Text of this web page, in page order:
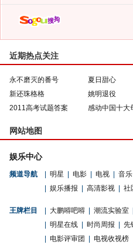
近期热点关注
永不磨灭的番号 夏日甜心
新还珠格格
姚明退役
2011高考试题答案
感动中国十大
网站地图
娱乐中心
频道导航 明星 电影 电视 音乐
娱乐播报 高清影视 社
王牌栏目 大鹏嘚吧嘚 潮流实验室
明星在线 时尚周报
先
电影评审团 电视收视榜